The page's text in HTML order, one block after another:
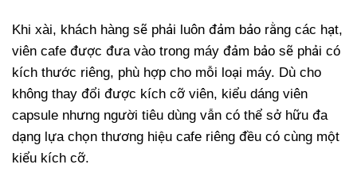
Khi xài, khách hàng sẽ phải luôn đảm bảo rằng các hạt,
viên cafe được đưa vào trong máy đảm bảo sẽ phải có
kích thước riêng, phù hợp cho mỗi loại máy. Dù cho
không thay đổi được kích cỡ viên, kiểu dáng viên
capsule nhưng người tiêu dùng vẫn có thể sở hữu đa
dạng lựa chọn thương hiệu cafe riêng đều có cùng một
kiểu kích cỡ.